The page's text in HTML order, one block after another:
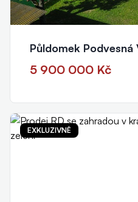
Půldomek
5 900 000 Kč
EXKLUZIVNĚ